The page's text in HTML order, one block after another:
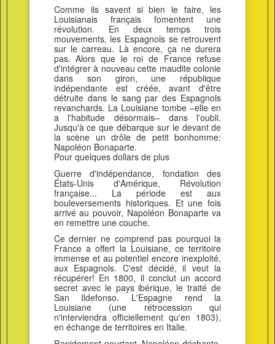
Comme ils savent si bien le faire, les
Louisianais français fomentent une
révolution. En deux temps trois
mouvements, les Espagnols se retrouvent
sur le carreau. Là encore, ça ne durera
pas. Alors que le roi de France refuse
d'intégrer à nouveau cette maudite colonie
dans son giron, une république
indépendante est créée, avant d'être
détruite dans le sang par des Espagnols
revanchards. La Louisiane tombe –elle en
a l'habitude désormais– dans l'oubli.
Jusqu'à ce que débarque sur le devant de
la scène un drôle de petit bonhomme:
Napoléon Bonaparte.
Pour quelques dollars de plus
Guerre d'indépendance, fondation des
États-Unis d'Amérique, Révolution
française... La période est aux
bouleversements historiques. Et une fois
arrivé au pouvoir, Napoléon Bonaparte va
en remettre une couche.
Ce dernier ne comprend pas pourquoi la
France a offert la Louisiane, ce territoire
immense et au potentiel encore inexploité,
aux Espagnols. C'est décidé, il veut la
récupérer! En 1800, il conclut un accord
secret avec le pays ibérique, le traité de
San Ildefonso. L'Espagne rend la
Louisiane (une rétrocession qui
n'interviendra officiellement qu'en 1803),
en échange de territoires en Italie.